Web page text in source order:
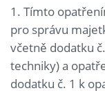
1. Tímto
pro správu
včetně dodatku
techniky) a
dodatku č. 1 k